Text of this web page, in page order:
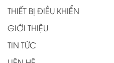
THIẾT BỊ ĐIỀU KHIỂN
GIỚI THIỆU
TIN TỨC